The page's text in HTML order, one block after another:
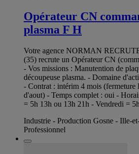
Opérateur CN
plasma F H
Votre agence NORMAN
(35) recrute un Opérateur CN
- Vos missions : Manutention de
découpeuse plasma. - Domaine
- Contrat : intérim 4 mois (fermeture
d'aout) - Temps complet : oui -
= 5h 13h ou 13h 21h - Vendredi =
Industrie - Production Gosne - Ille-
Professionnel